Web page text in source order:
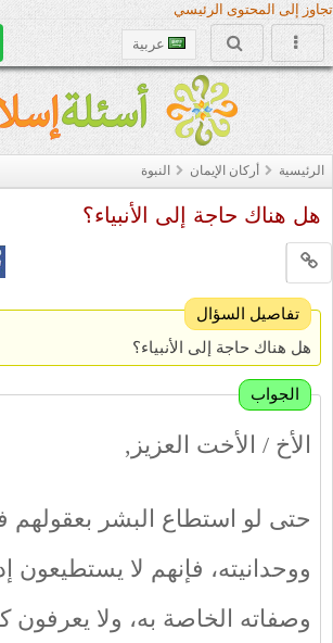
تجاوز إلى المحتوى الرئيسي
عربية
الرئيسية أركان الإيمان النبوة
هل هناك حاجة إلى الأنبياء؟
تفاصيل السؤال
هل هناك حاجة إلى الأنبياء؟
الجواب
الأخ / الأخت العزيز,
حتى لو استطاع البشر بعقولهم
ووحدانيته، فإنهم لا يستطيعون
وصفاته الخاصة به، ولا يعرفون